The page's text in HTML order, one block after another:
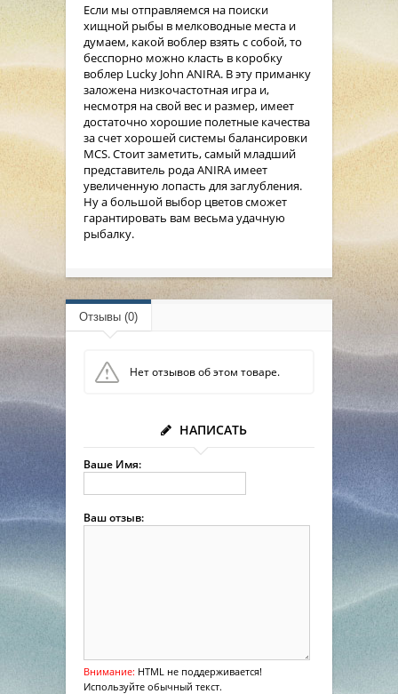
Если мы отправляемся на поиски
хищной рыбы в мелководные места и
думаем, какой воблер взять с собой, то
бесспорно можно класть в коробку
воблер Lucky John ANIRA. В эту приманку
заложена низкочастотная игра и,
несмотря на свой вес и размер, имеет
достаточно хорошие полетные качества
за счет хорошей системы балансировки
MCS. Стоит заметить, самый младший
представитель рода ANIRA имеет
увеличенную лопасть для заглубления.
Ну а большой выбор цветов сможет
гарантировать вам весьма удачную
рыбалку.
Отзывы (0)
Нет отзывов об этом товаре.
НАПИСАТЬ
Ваше Имя:
Ваш отзыв:
Внимание: HTML не поддерживается!
Используйте обычный текст.